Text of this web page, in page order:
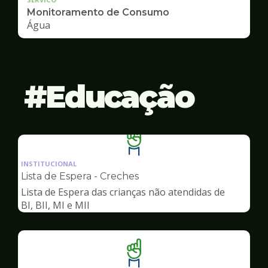
Monitoramento de Consumo
Água
Educação
Ilustração
da
pagina
Educação
INSTITUCIONAL
Lista de Espera - Creches
Lista de Espera das crianças não atendidas de
BI, BII, MI e MII
Ilustração